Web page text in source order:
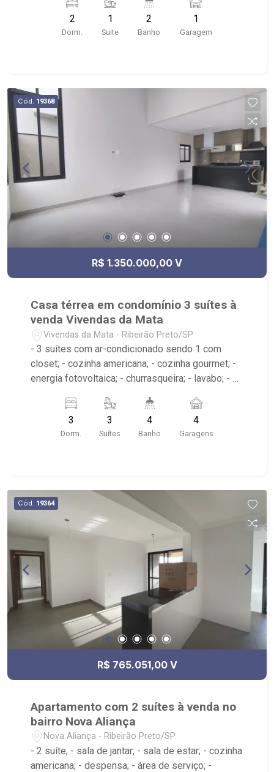
próximo à Av. Leais Paulista, Boteco do Paulin
2
Dorm.
1
Suite
2
Banho
1
Garagem
Cód. 19368
R$ 1.350.000,00 V
Casa térrea em condomínio 3 suítes à
venda Vivendas da Mata
Vivendas da Mata - Ribeirão Preto/SP
- 3 suítes com ar-condicionado sendo 1 com
closet; - cozinha americana; - cozinha gourmet; -
energia fotovoltaica; - churrasqueira; - lavabo; - 4
Portaria 24hrs, Piscina, Área de Churrasco,
Quadra Poliesportiva, Quadra de Tênis, Beach
Tenis, Brinquedoteca, Academia; - Próximo ao
3
Dorm.
3
Suítes
4
Banho
4
Garagens
Cód. 19364
R$ 765.051,00 V
Apartamento com 2 suítes à venda no
bairro Nova Aliança
Nova Aliança - Ribeirão Preto/SP
- 2 suíte; - sala de jantar; - sala de estar; - cozinha
americana; - despensa; - área de serviço; -